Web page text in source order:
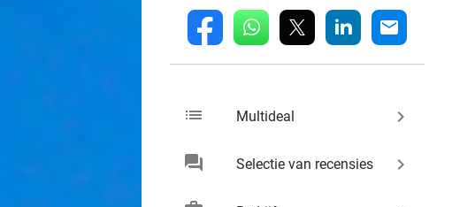
fb whatsapp linkedin mail
list Multideal keyboard_arrow_right
chat Selectie van recensies keyboard_arrow_right